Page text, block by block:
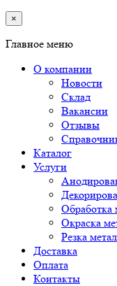
×
Главное меню
О компании
Новости
Склад
Вакансии
Отзывы
Каталог
Услуги
Обработка
Окраска
Резка
Доставка
Оплата
Контакты